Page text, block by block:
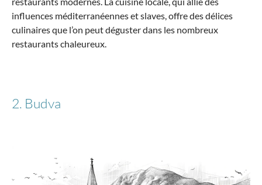
199,00 €* 169,15 €*
influences méditerranéennes et slaves, offre des délices
culinaires que l’on peut déguster dans les nombreux
restaurants chaleureux.
2. Budva